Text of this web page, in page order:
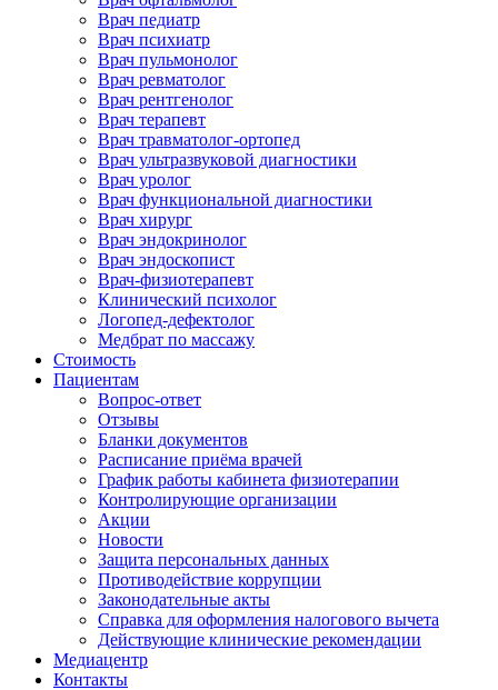
Врач педиатр
Врач психиатр
Врач пульмонолог
Врач ревматолог
Врач рентгенолог
Врач терапевт
Врач травматолог-ортопед
Врач ультразвуковой диагностики
Врач уролог
Врач функциональной диагностики
Врач хирург
Врач эндокринолог
Врач эндоскопист
Врач-физиотерапевт
Клинический психолог
Логопед-дефектолог
Медбрат по массажу
Стоимость
Пациентам
Вопрос-ответ
Отзывы
Бланки документов
Расписание приёма врачей
График работы кабинета физиотерапии
Контролирующие организации
Акции
Новости
Защита персональных данных
Противодействие коррупции
Законодательные акты
Справка для оформления налогового вычета
Действующие клинические рекомендации
Медиацентр
Контакты